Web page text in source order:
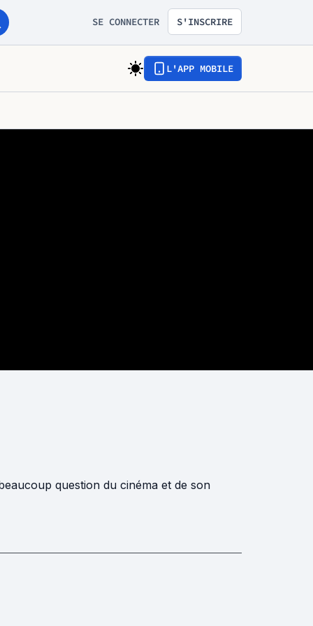
SE CONNECTER S'INSCRIRE
L'APP MOBILE
question du cinéma et de son